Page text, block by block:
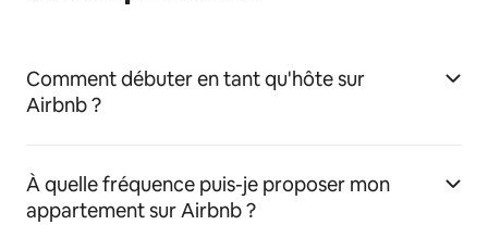
Comment débuter en tant qu'hôte sur
Airbnb ?
À quelle fréquence puis-je proposer mon
appartement sur Airbnb ?